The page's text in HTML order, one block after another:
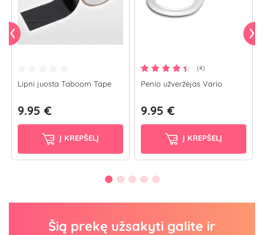
Lipni juosta Taboom Tape
9.95 €
Į KREPŠELĮ
(4)
Penio užveržėjas Vario
9.95 €
Į KREPŠELĮ
Šią prekę užsakyti galite ir